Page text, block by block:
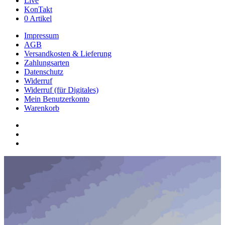
KonTakt
0 Artikel
Impressum
AGB
Versandkosten & Lieferung
Zahlungsarten
Datenschutz
Widerruf
Widerruf (für Digitales)
Mein Benutzerkonto
Warenkorb